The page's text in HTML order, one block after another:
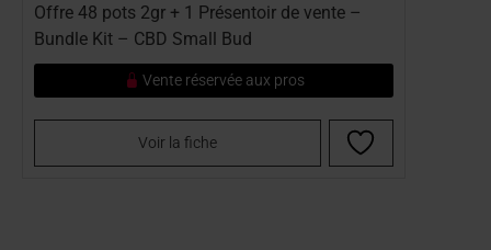
Offre 48 pots 2gr + 1 Présentoir de vente –
Bundle Kit – CBD Small Bud
Vente réservée aux pros
Voir la fiche